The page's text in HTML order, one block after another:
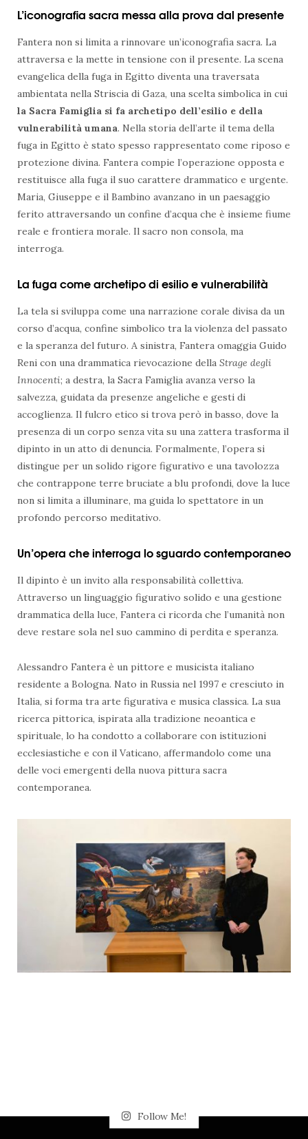
L’iconografia sacra messa alla prova dal presente
Fantera non si limita a rinnovare un’iconografia sacra. La
attraversa e la mette in tensione con il presente. La scena
evangelica della fuga in Egitto diventa una traversata
ambientata nella Striscia di Gaza, una scelta simbolica in cui
la Sacra Famiglia si fa archetipo dell’esilio e della
vulnerabilità umana. Nella storia dell’arte il tema della
fuga in Egitto è stato spesso rappresentato come riposo e
protezione divina. Fantera compie l’operazione opposta e
restituisce alla fuga il suo carattere drammatico e urgente.
Maria, Giuseppe e il Bambino avanzano in un paesaggio
ferito attraversando un confine d’acqua che è insieme fiume
reale e frontiera morale. Il sacro non consola, ma
interroga.
La fuga come archetipo di esilio e vulnerabilità
La tela si sviluppa come una narrazione corale divisa da un
corso d’acqua, confine simbolico tra la violenza del passato
e la speranza del futuro. A sinistra, Fantera omaggia Guido
Reni con una drammatica rievocazione della Strage degli
Innocenti; a destra, la Sacra Famiglia avanza verso la
salvezza, guidata da presenze angeliche e gesti di
accoglienza. Il fulcro etico si trova però in basso, dove la
presenza di un corpo senza vita su una zattera trasforma il
dipinto in un atto di denuncia. Formalmente, l’opera si
distingue per un solido rigore figurativo e una tavolozza
che contrappone terre bruciate a blu profondi, dove la luce
non si limita a illuminare, ma guida lo spettatore in un
profondo percorso meditativo.
Un’opera che interroga lo sguardo contemporaneo
Il dipinto è un invito alla responsabilità collettiva.
Attraverso un linguaggio figurativo solido e una gestione
drammatica della luce, Fantera ci ricorda che l’umanità non
deve restare sola nel suo cammino di perdita e speranza.
Alessandro Fantera è un pittore e musicista italiano
residente a Bologna. Nato in Russia nel 1997 e cresciuto in
Italia, si forma tra arte figurativa e musica classica. La sua
ricerca pittorica, ispirata alla tradizione neoantica e
spirituale, lo ha condotto a collaborare con istituzioni
ecclesiastiche e con il Vaticano, affermandolo come una
delle voci emergenti della nuova pittura sacra
contemporanea.
Follow Me!